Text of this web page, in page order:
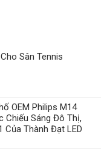
Sân Tennis
OEM Philips M14
Chiếu Sáng Đô Thị,
Của Thành Đạt LED